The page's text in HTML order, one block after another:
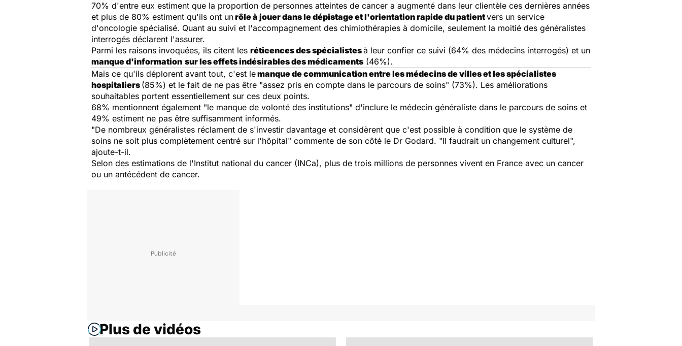
70% d'entre eux estiment que la proportion de personnes atteintes de cancer a augmenté dans leur clientèle ces dernières années
et plus de 80% estiment qu'ils ont unrôle à jouer dans le dépistage et l'orientation rapide du patientvers un service
d'oncologie spécialisé. Quant au suivi et l'accompagnement des chimiothérapies à domicile, seulement la moitié des généralistes
interrogés déclarent l'assurer.
Parmi les raisons invoquées, ils citent les réticences des spécialistesà leur confier ce suivi (64% des médecins interrogés) et un
manque d'information sur les effets indésirables des médicaments (46%).
Mais ce qu'ils déplorent avant tout, c'est lemanque de communication entre les médecins de villes et les spécialistes
hospitaliers (85%) et le fait de ne pas être "assez pris en compte dans le parcours de soins" (73%). Les améliorations
souhaitables portent essentiellement sur ces deux points.
68% mentionnent également "le manque de volonté des institutions" d'inclure le médecin généraliste dans le parcours de soins et
49% estiment ne pas être suffisamment informés.
"De nombreux généralistes réclament de s'investir davantage et considèrent que c'est possible à condition que le système de
soins ne soit plus complètement centré sur l'hôpital" commente de son côté le Dr Godard. "Il faudrait un changement culturel",
ajoute-t-il.
Selon des estimations de l'Institut national du cancer (INCa), plus de trois millions de personnes vivent en France avec un cancer
ou un antécédent de cancer.
Plus de vidéos